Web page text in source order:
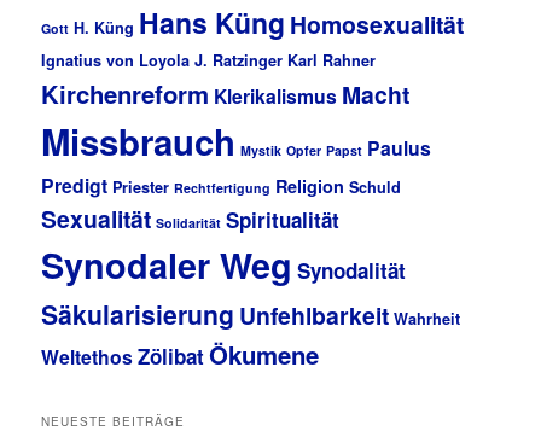
Gott H. Küng Hans Küng Homosexualität
Ignatius von Loyola J. Ratzinger Karl Rahner
Kirchenreform Klerikalismus Macht
Missbrauch Mystik Opfer Papst Paulus
Predigt Priester Rechtfertigung Religion Schuld
Sexualität Solidarität Spiritualität
Synodaler Weg Synodalität
Säkularisierung Unfehlbarkeit Wahrheit
WeltethosZölibatÖkumene
NEUESTE BEITRÄGE